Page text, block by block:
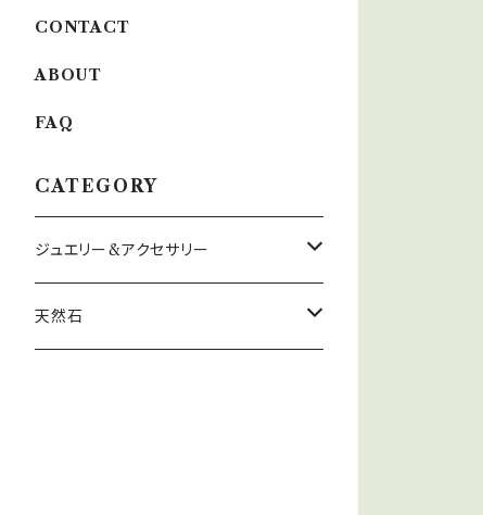
CONTACT
ABOUT
FAQ
CATEGORY
ジュエリー&アクセサリー
ゴールド・プラチナ ジュエリー
天然石